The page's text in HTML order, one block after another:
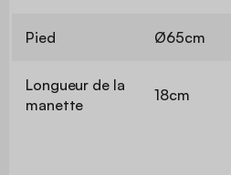
Pied Ø65cm
Longueur de la
manette
18cm